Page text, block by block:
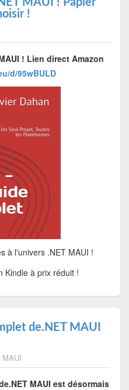
MAUI ! Papier
!
! Lien direct Amazon
d/95wBULD
à l'univers .NET MAUI !
Kindle à prix réduit !
de.NET MAUI
MAUI
MAUI est désormais